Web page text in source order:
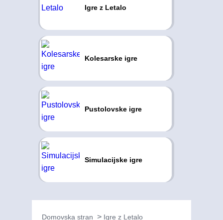
Igre z Letalo
Kolesarske igre
Pustolovske igre
Simulacijske igre
Domovska stran Igre z Letalo